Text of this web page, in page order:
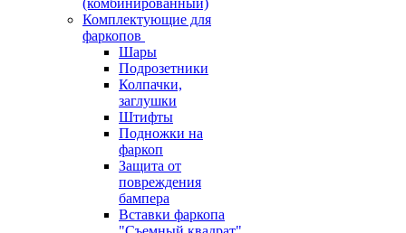
(комбинированный)
Комплектующие для
фаркопов
Шары
Подрозетники
Колпачки,
заглушки
Штифты
Подножки на
фаркоп
Защита от
повреждения
бампера
Вставки фаркопа